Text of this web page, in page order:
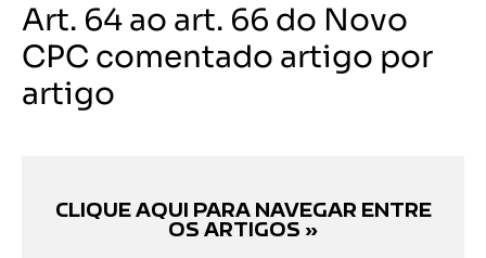
Art. 64 ao art. 66 do Novo
CPC comentado artigo por
artigo
CLIQUE AQUI PARA NAVEGAR ENTRE
OS ARTIGOS »